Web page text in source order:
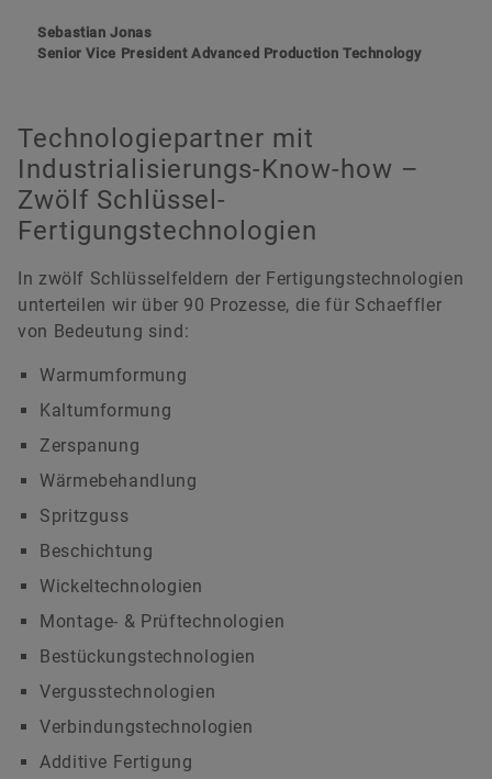
Sebastian Jonas
Senior Vice President Advanced Production Technology
Technologiepartner mit
Industrialisierungs-Know-how –
Zwölf Schlüssel-
Fertigungstechnologien
In zwölf Schlüsselfeldern der Fertigungstechnologien
unterteilen wir über 90 Prozesse, die für Schaeffler
von Bedeutung sind:
Warmumformung
Kaltumformung
Zerspanung
Wärmebehandlung
Spritzguss
Beschichtung
Wickeltechnologien
Montage- & Prüftechnologien
Bestückungstechnologien
Vergusstechnologien
Verbindungstechnologien
Additive Fertigung